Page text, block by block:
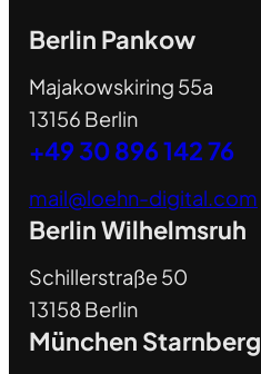
Berlin Pankow
Majakowskiring 55a
13156 Berlin
+49 30 896 142 76
mail@loehn-digital.com
Berlin Wilhelmsruh
Schillerstraße 50
13158 Berlin
München Starnberg